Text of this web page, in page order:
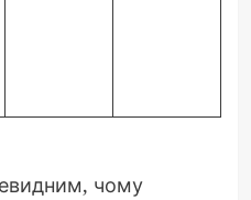
чому